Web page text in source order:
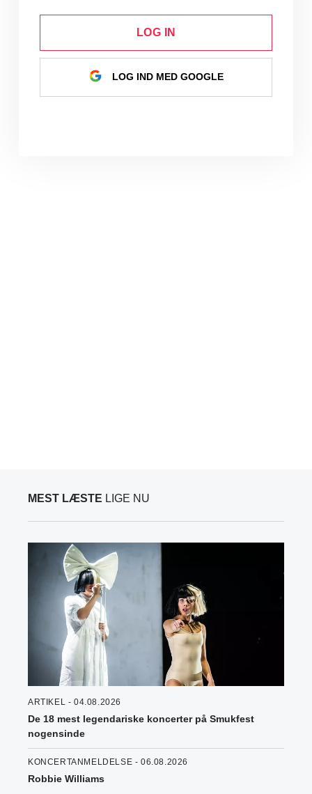
LOG IN
LOG IND MED GOOGLE
MEST LÆSTE LIGE NU
ARTIKEL - 04.08.2026
De 18 mest legendariske koncerter på Smukfest
nogensinde
KONCERTANMELDELSE - 06.08.2026
Robbie Williams